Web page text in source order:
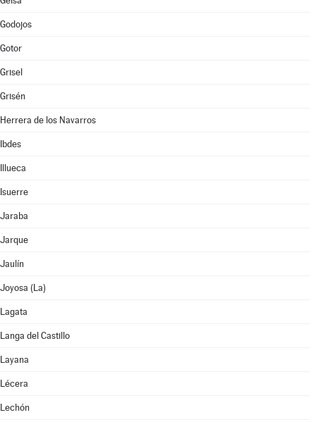
Godojos
Gotor
Grisel
Grisén
Herrera de los Navarros
Ibdes
Illueca
Isuerre
Jaraba
Jarque
Jaulín
Joyosa (La)
Lagata
Langa del Castillo
Layana
Lécera
Lechón